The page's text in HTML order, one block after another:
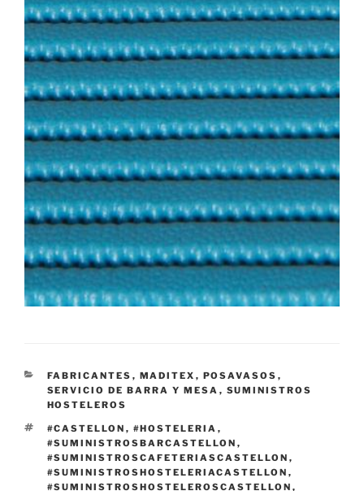
CATEGORÍAS
FABRICANTES , MADITEX , POSAVASOS ,
SERVICIO DE BARRA Y MESA , SUMINISTROS
HOSTELEROS
ETIQUETAS
#CASTELLON , #HOSTELERIA ,
#SUMINISTROSBARCASTELLON ,
#SUMINISTROSCAFETERIASCASTELLON ,
#SUMINISTROSHOSTELERIACASTELLON ,
#SUMINISTROSHOSTELEROSCASTELLON ,